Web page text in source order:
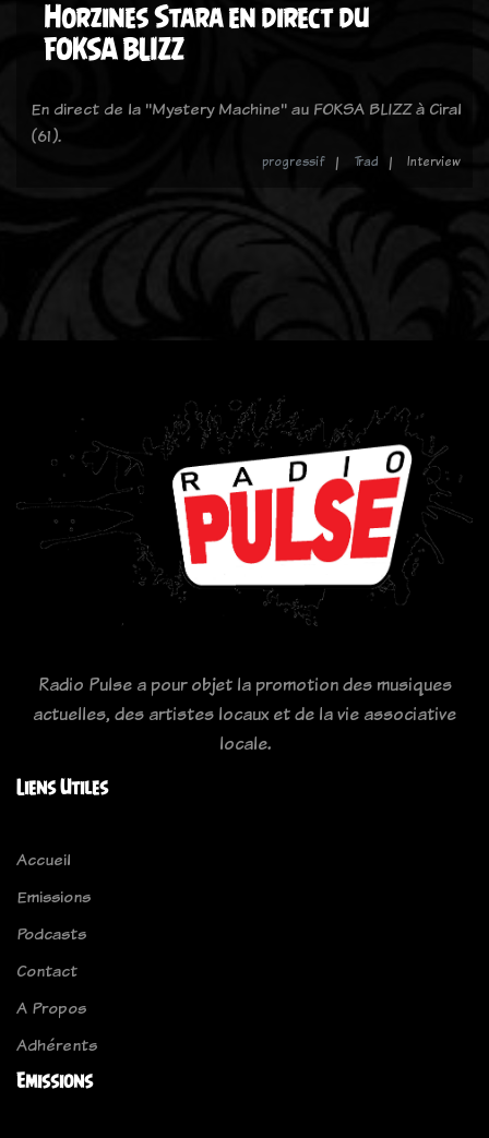
Horzines Stara en direct du
FOKSA BLIZZ
En direct de la "Mystery Machine" au FOKSA BLIZZ à Ciral
(61).
progressif Trad Interview
Radio Pulse a pour objet la promotion des musiques
actuelles, des artistes locaux et de la vie associative
locale.
Liens Utiles
Accueil
Emissions
Podcasts
Contact
A Propos
Adhérents
Emissions